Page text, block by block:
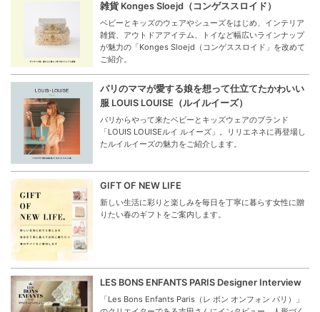
雑貨 Konges Sloejd（コンゲススロイド）
ベビーとキッズのウェアやシューズをはじめ、インテリア
雑貨、アウトドアアイテム、トイなど幅広いラインナップ
が魅力の「Konges Sloejd（コンゲススロイド」を改めて
ご紹介。
パリのママが愛する娘を想って仕立てたかわいい
服 LOUIS LOUISE（ルイルイーズ）
パリからやって来たベビーとキッズウェアのブランド
「LOUIS LOUISEルイ ルイーズ」。リリエネネに再登場し
たルイルイーズの魅力をご紹介します。
GIFT OF NEW LIFE
新しい生活に彩りと楽しみを毎日を丁寧に暮らす女性に贈
りたい春のギフトをご案内します。
LES BONS ENFANTS PARIS Designer Interview
「Les Bons Enfants Paris（レ ボン オンフォン パリ）」